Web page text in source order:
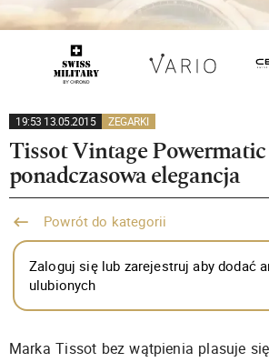
19:53 13.05.2015 ZEGARKI
Tissot Vintage Powermatic
ponadczasowa elegancja
Powrót do kategorii
Zaloguj się lub zarejestruj aby dodać
ulubionych
Marka Tissot bez wątpienia plasuje